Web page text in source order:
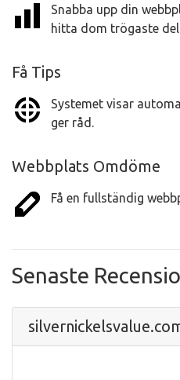
Snabba upp din
hitta dom trögaste
Få Tips
Systemet visar
ger råd.
Webbplats Omdöme
Få en fullständig
Senaste